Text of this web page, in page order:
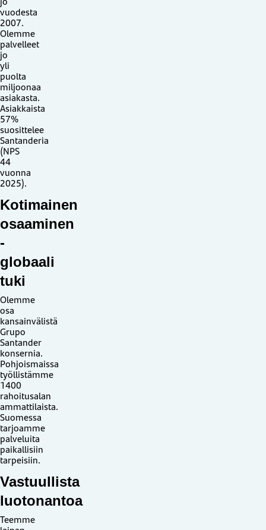
vuodesta
2007.
Olemme
palvelleet
jo
yli
puolta
miljoonaa
asiakasta.
Asiakkaista
57%
suosittelee
Santanderia
(NPS
44
vuonna
2025).
Kotimainen
osaaminen
-
globaali
tuki
Olemme
osa
kansainvälistä
Grupo
Santander
konsernia.
Pohjoismaissa
työllistämme
1400
rahoitusalan
ammattilaista.
Suomessa
tarjoamme
palveluita
paikallisiin
tarpeisiin.
Vastuullista
luotonantoa
Teemme